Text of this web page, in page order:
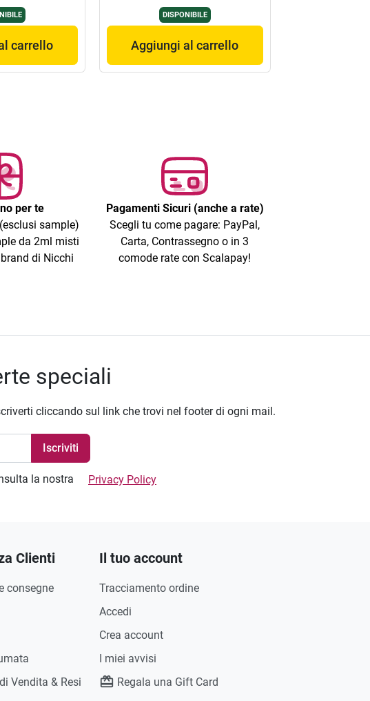
carrello
DISPONIBILE
Aggiungi al carrello
per te
sample)
da 2ml misti
di Nicchi
Pagamenti Sicuri (anche a rate)
Scegli tu come pagare: PayPal,
Carta, Contrassegno o in 3
comode rate con Scalapay!
speciali
cliccando sul link che trovi nel footer di ogni mail.
la nostra Privacy Policy
Clienti
consegne
Vendita & Resi
Il tuo account
Tracciamento ordine
Accedi
Crea account
I miei avvisi
Regala una Gift Card